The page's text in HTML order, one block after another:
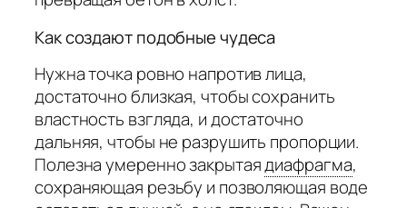
Как создают подобные чудеса
Нужна точка ровно напротив лица,
достаточно близкая, чтобы сохранить
властность взгляда, и достаточно
дальняя, чтобы не разрушить пропорции.
Полезна умеренно закрытаядиафрагма,
сохраняющая резьбу и позволяющая воде